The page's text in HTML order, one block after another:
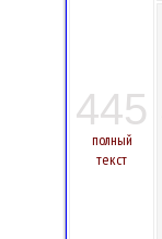
445
полный
текст